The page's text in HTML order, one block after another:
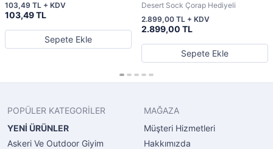
103,49 TL
103,49 TL + KDV
Sepete Ekle
Desert Sock Çorap Hediyeli
2.899,00 TL
2.899,00 TL + KDV
Sepete Ekle
POPÜLER KATEGORİLER
YENİ ÜRÜNLER
Askeri Ve Outdoor Giyim
MAĞAZA
Müşteri Hizmetleri
Hakkımızda